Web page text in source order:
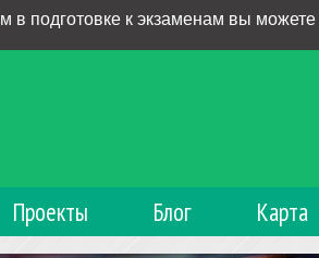
в подготовке к экзаменам вы можете
Проекты Блог Карта